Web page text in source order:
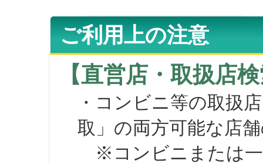
ご利用上の注意
【直営店・取扱店
・コンビニ等の取扱
取」の両方可能な店
※コンビニまたは一